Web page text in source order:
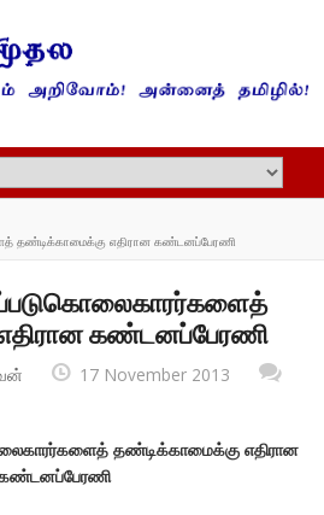
தண்டிக்காமைக்கு எதிரான கண்டனப்பேரணி
கண்டனப்பேரணி
17 November 2013
தண்டிக்காமைக்கு எதிரான